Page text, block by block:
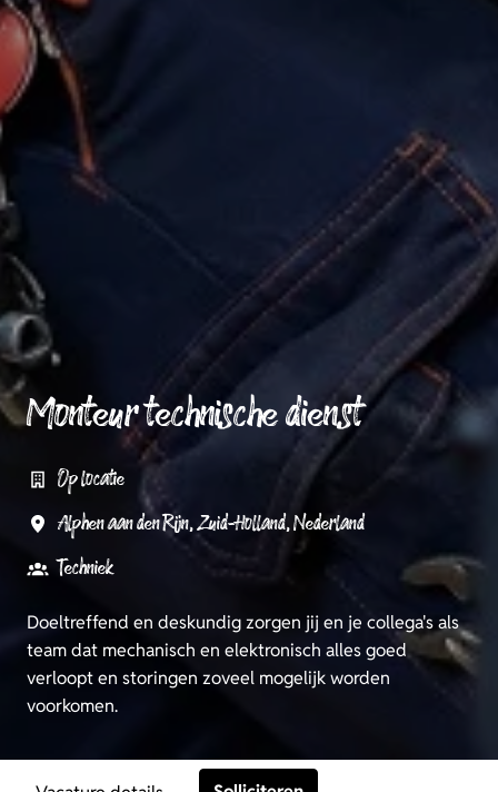
Monteur technische dienst
Op locatie
Alphen aan den Rijn,Zuid-Holland,Nederland
Techniek
Doeltreffend en deskundig zorgen jij en je collega's als
team dat mechanisch en elektronisch alles goed
verloopt en storingen zoveel mogelijk worden
voorkomen.